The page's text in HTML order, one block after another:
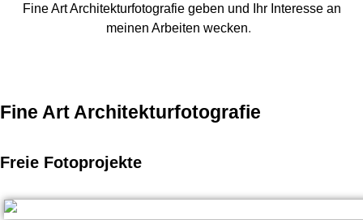
Fine Art Architekturfotografie geben und Ihr Interesse an
meinen Arbeiten wecken.
Fine Art Architekturfotografie
Freie Fotoprojekte